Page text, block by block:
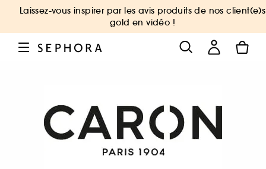
Laissez-vous inspirer par les avis produits de nos client(e)s
gold en vidéo !